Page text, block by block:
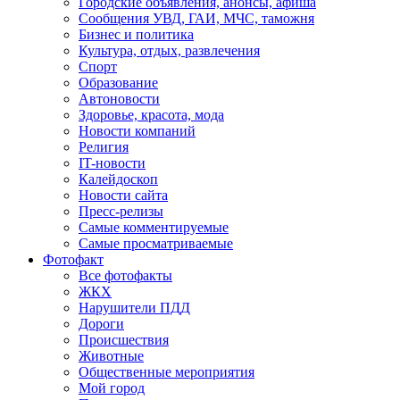
Сообщения УВД, ГАИ, МЧС, таможня
Бизнес и политика
Культура, отдых, развлечения
Спорт
Образование
Автоновости
Здоровье, красота, мода
Новости компаний
Религия
IT-новости
Калейдоскоп
Новости сайта
Пресс-релизы
Самые комментируемые
Самые просматриваемые
Фотофакт
Все фотофакты
ЖКХ
Нарушители ПДД
Дороги
Происшествия
Животные
Общественные мероприятия
Мой город